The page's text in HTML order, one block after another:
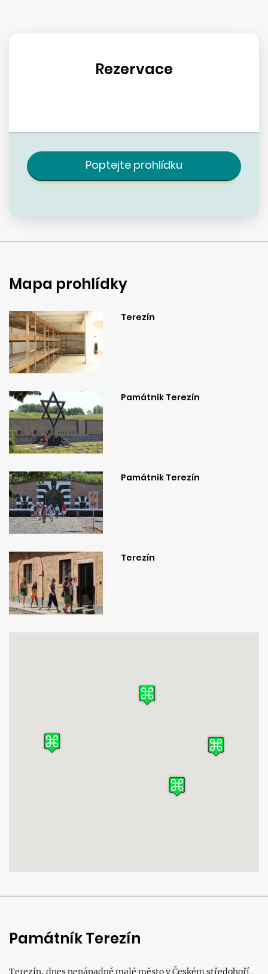
Rezervace
Poptejte prohlídku
Mapa prohlídky
Terezín
Památník Terezín
Památník Terezín
Terezín
Památník Terezín
Terezín, dnes nenápadné malé město v Českém středohoří